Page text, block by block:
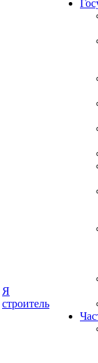
строитель